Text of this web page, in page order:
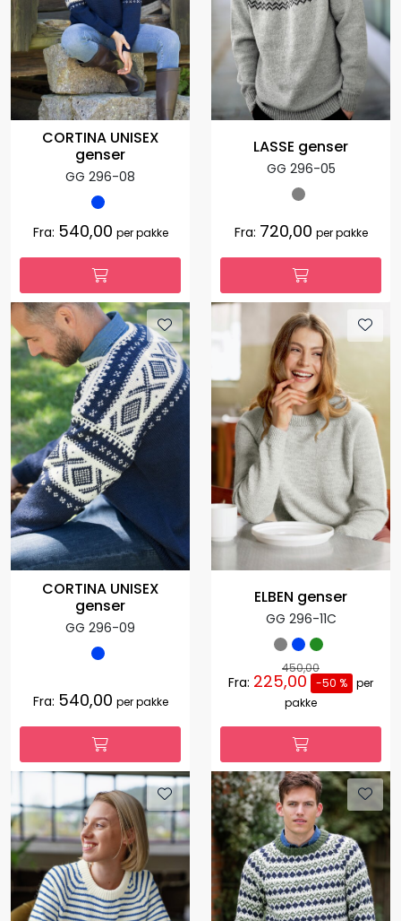
CORTINA UNISEX
genser
GG 296-08
Fra: 540,00 per pakke
LASSE genser
GG 296-05
Fra: 720,00 per pakke
CORTINA UNISEX
genser
GG 296-09
Fra: 540,00 per pakke
ELBEN genser
GG 296-11C
450,00
Fra: 225,00 -50 % per
pakke